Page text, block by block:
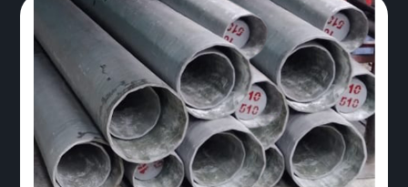
BASE: 264mm CONICIDAD:
15.2mm/m PESO APROXIMADO:
66Kg NUMERO DE TRAMOS: 2